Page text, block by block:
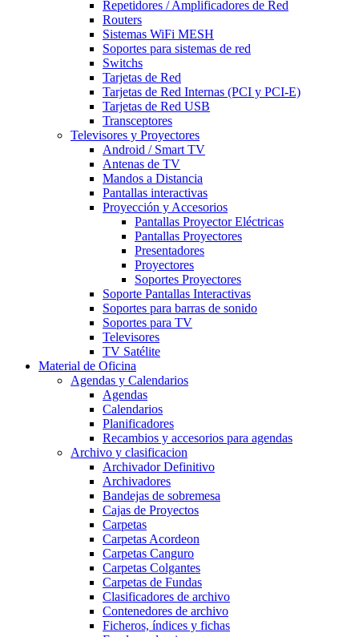
Repetidores / Amplificadores de Red
Routers
Sistemas WiFi MESH
Soportes para sistemas de red
Switchs
Tarjetas de Red
Tarjetas de Red Internas (PCI y PCI-E)
Tarjetas de Red USB
Transceptores
Televisores y Proyectores
Android / Smart TV
Antenas de TV
Mandos a Distancia
Pantallas interactivas
Proyección y Accesorios
Pantallas Proyector Eléctricas
Pantallas Proyectores
Presentadores
Proyectores
Soportes Proyectores
Soporte Pantallas Interactivas
Soportes para barras de sonido
Soportes para TV
Televisores
TV Satélite
Material de Oficina
Agendas y Calendarios
Agendas
Calendarios
Planificadores
Recambios y accesorios para agendas
Archivo y clasificacion
Archivador Definitivo
Archivadores
Bandejas de sobremesa
Cajas de Proyectos
Carpetas
Carpetas Acordeon
Carpetas Canguro
Carpetas Colgantes
Carpetas de Fundas
Clasificadores de archivo
Contenedores de archivo
Ficheros, índices y fichas